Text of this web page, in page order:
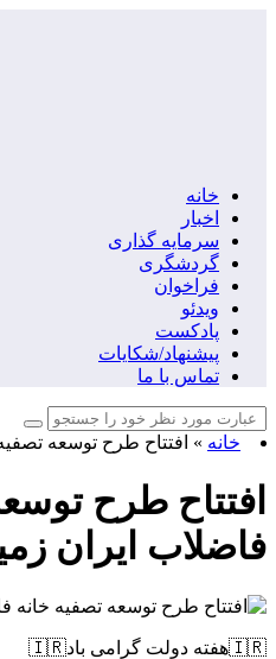
خانه
اخبار
سرمایه گذاری
گردشگری
فراخوان
ویدئو
پادکست
پیشنهاد/شکایات
تماس با ما
خانه » افتتاح طرح توسعه
افتتاح طرح
فاضلاب ایران
🇮🇷هفته دولت گرامی باد🇮🇷